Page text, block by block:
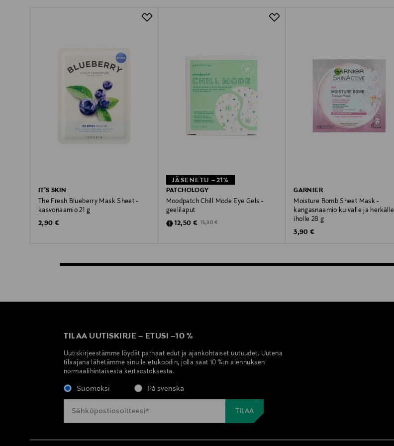
IT'S SKIN
The Fresh Blueberry Mask Sheet -
kasvonaamio 21 g
Original Price
2,90 €
JÄSENETU –21%
PATCHOLOGY
Moodpatch Chill Mode Eye Gels -
geelilaput
Discounted Price
12,50 € Original Price
15,90 €
GARNIER
Moisture Bomb Sheet Mask -
kangasnaamio kuivalle ja herkälle
iholle 28 g
Original Price
3,90 €
TILAA UUTISKIRJE – ETUSI –10 %
Uutiskirjeestämme löydät parhaat edut ja ajankohtaiset uutuudet. Uutena
tilaajana lähetämme sinulle etukoodin, jolla saat 10 %:n alennuksen
normaalihintaisesta kertaostoksesta.
Suomeksi På svenska